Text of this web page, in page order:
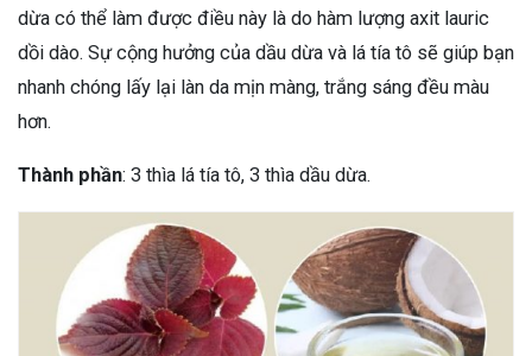
dừa có thể làm được điều này là do hàm lượng axit lauric
dồi dào. Sự cộng hưởng của dầu dừa và lá tía tô sẽ giúp bạn
nhanh chóng lấy lại làn da mịn màng, trắng sáng đều màu
hơn.
Thành phần: 3 thìa lá tía tô, 3 thìa dầu dừa.